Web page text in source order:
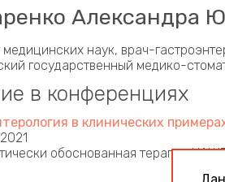
Александра
медицинских наук, врач-
государственный медико-
в конференциях
в клинических
обоснованная терапия